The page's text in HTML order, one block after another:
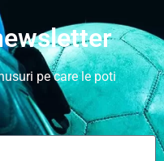
pe care le poti